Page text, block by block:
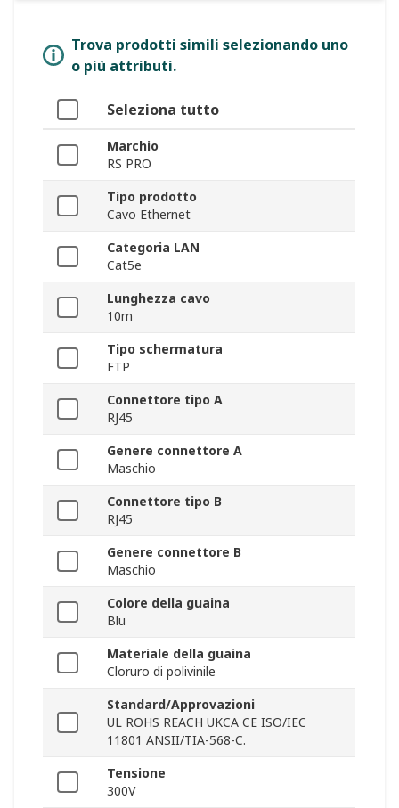
Trova prodotti simili selezionando uno
o più attributi.
Seleziona tutto
Marchio
RS PRO
Tipo prodotto
Cavo Ethernet
Categoria LAN
Cat5e
Lunghezza cavo
10m
Tipo schermatura
FTP
Connettore tipo A
RJ45
Genere connettore A
Maschio
Connettore tipo B
RJ45
Genere connettore B
Maschio
Colore della guaina
Blu
Materiale della guaina
Cloruro di polivinile
Standard/Approvazioni
UL ROHS REACH UKCA CE ISO/IEC
11801 ANSII/TIA-568-C.
Tensione
300V